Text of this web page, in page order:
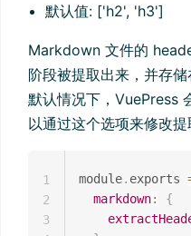
默认值: ['h2', 'h3']
Markdown 文件的
阶段被提取出来，并存
默认情况下，VuePress
以通过这个选项来修改提
module. exports
markdown:
{
1
2
3